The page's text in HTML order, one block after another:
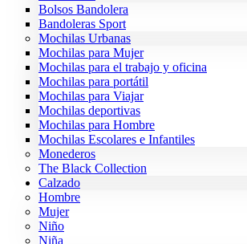
Bolsos Bandolera
Bandoleras Sport
Mochilas Urbanas
Mochilas para Mujer
Mochilas para el trabajo y oficina
Mochilas para portátil
Mochilas para Viajar
Mochilas deportivas
Mochilas para Hombre
Mochilas Escolares e Infantiles
Monederos
The Black Collection
Calzado
Hombre
Mujer
Niño
Niña